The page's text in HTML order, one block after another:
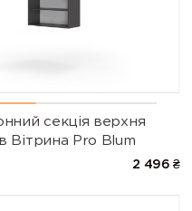
секцiя верхня
Вітрина Pro Blum
2 496 ₴